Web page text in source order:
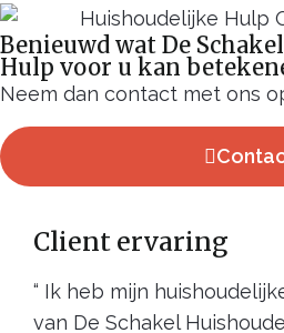
Benieuwd wat De
Hulp voor u kan
Neem dan contact met ons
Client ervaring
“ Ik heb mijn
van De Schakel